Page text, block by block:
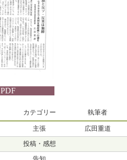
PDF
カテゴリー 執筆者
主張 広田重道
投稿・感想